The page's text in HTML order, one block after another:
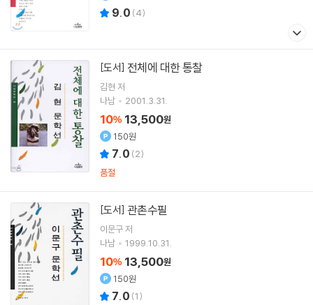
9.0 (4)
[도서] 전체에 대한 통찰
김현 저
나남
2001.3.31.
10% 13,500원
150원
7.0 (2)
품절
[도서] 관촌수필
이문구저
나남
1999.10.31.
10% 13,500원
150원
7.0 (1)